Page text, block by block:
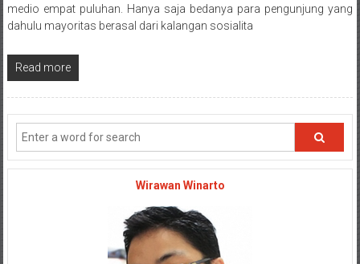
medio empat puluhan. Hanya saja bedanya para pengunjung yang
dahulu mayoritas berasal dari kalangan sosialita
Read more
Wirawan Winarto